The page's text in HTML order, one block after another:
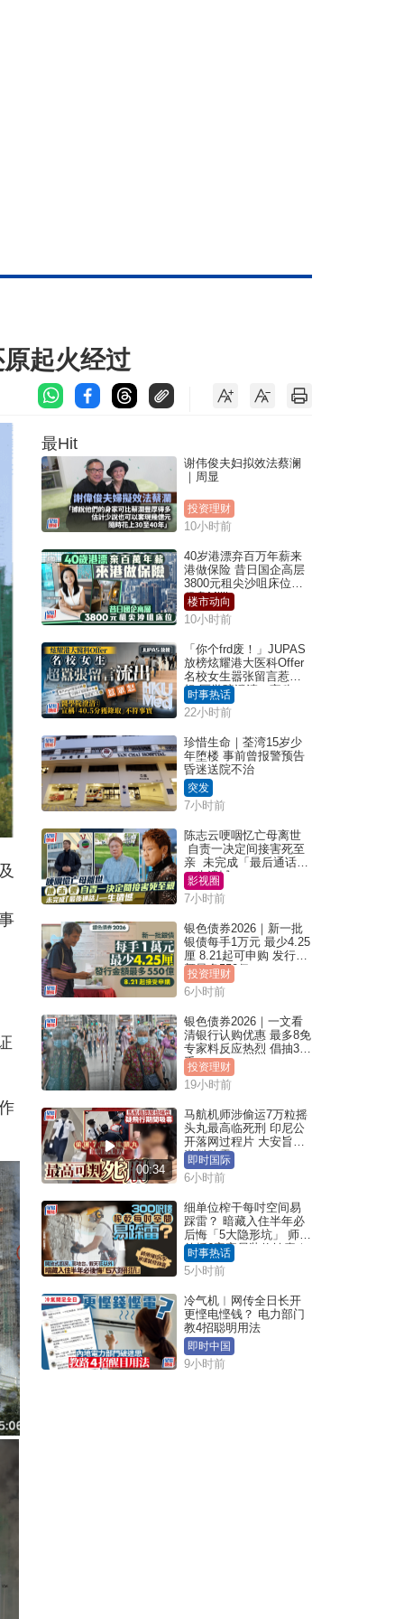
起火经过
最Hit
谢伟俊夫妇拟效法蔡澜
｜周显
投资理财
10小时前
40岁港漂弃百万年薪来
港做保险 昔日国企高层
3800元租尖沙咀床位｜
租盘Million
楼市动向
10小时前
「你个frd废！」JUPAS
放榜炫耀港大医科Offer
名校女生嚣张留言惹众
怒 医学院澄清：宣称
「40.5分获录取」不符事
实｜Juicy叮
时事热话
22小时前
珍惜生命｜荃湾15岁少
年堕楼 事前曾报警预告
昏迷送院不治
突发
7小时前
陈志云哽咽忆亡母离世
自责一决定间接害死至
亲 未完成「最后通话」
一生遗憾
影视圈
7小时前
银色债券2026｜新一批
银债每手1万元 最少4.25
厘 8.21起可申购 发行金
额最多550亿
投资理财
6小时前
银色债券2026｜一文看
清银行认购优惠 最多8免
专家料反应热烈 倡抽30
手
投资理财
19小时前
00:34
马航机师涉偷运7万粒摇
头丸最高临死刑 印尼公
开落网过程片 大安旨意
岂料败露
即时国际
6小时前
细单位榨干每吋空间易
踩雷？ 暗藏入住半年必
后悔「5大隐形坑」 师傅
传授6字家居装修锦囊｜
Juicy叮
时事热话
5小时前
冷气机︱网传全日长开
更悭电悭钱？ 电力部门
教4招聪明用法
即时中国
9小时前